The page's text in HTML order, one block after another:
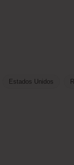
Estados Unidos